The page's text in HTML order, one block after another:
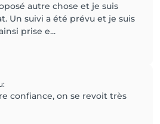
autre chose et je suis
Un suivi a été prévu et je suis
prise e...
:
confiance, on se revoit très